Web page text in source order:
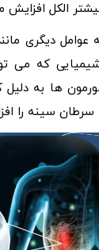
الکل افزایش
دیگری
که می
ها به
سرطان سینه را